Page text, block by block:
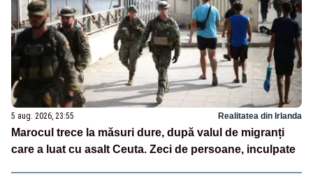
5 aug. 2026, 23:55 Realitatea din Irlanda
Marocul trece la măsuri dure, după valul de migranți
care a luat cu asalt Ceuta. Zeci de persoane, inculpate